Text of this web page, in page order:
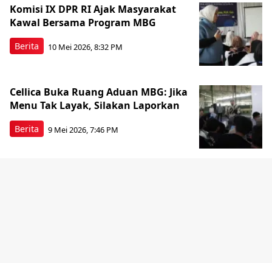
Berita
Komisi IX DPR RI Ajak Masyarakat
Kawal Bersama Program MBG
10 Mei 2026, 8:32 PM
Berita
Cellica Buka Ruang Aduan MBG: Jika
Menu Tak Layak, Silakan Laporkan
9 Mei 2026, 7:46 PM